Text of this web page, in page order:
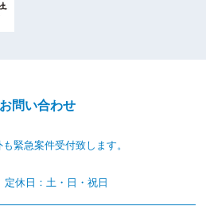
お問い合わせ
緊急案件受付致します。
定休日：土・日・祝日